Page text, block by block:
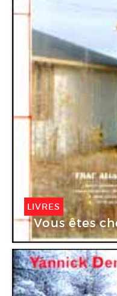
LIVRES
« Vous êtes